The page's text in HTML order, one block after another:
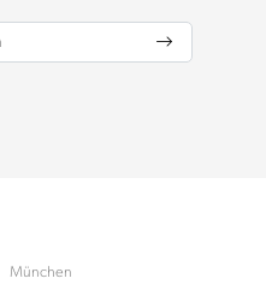
München